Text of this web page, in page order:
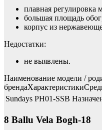
плавная регулировка
большая площадь
корпус из
Недостатки:
не выявлены.
Наименование модели /
Sundays PH01-SSB
8 Ballu Vela Bogh-18